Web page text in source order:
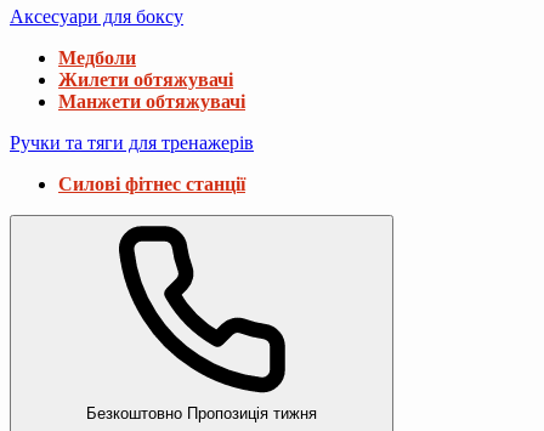
Аксесуари для боксу
Медболи
Жилети обтяжувачі
Манжети обтяжувачі
Ручки та тяги для тренажерів
Силові фітнес станції
Безкоштовно Пропозиція тижня